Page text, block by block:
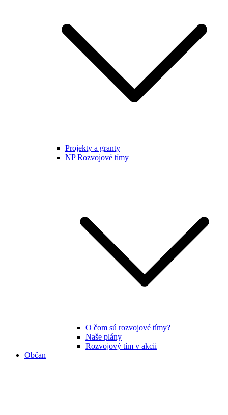
Projekty a granty
NP Rozvojové tímy
O čom sú rozvojové tímy?
Naše plány
Rozvojový tím v akcii
Občan